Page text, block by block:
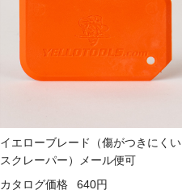
イエローブレード（傷がつきにくい
スクレーパー）メール便可
カタログ価格
640円